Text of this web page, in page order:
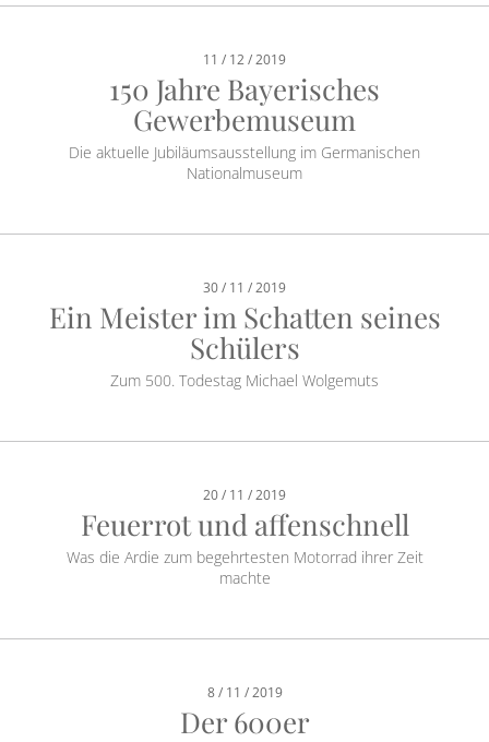
11 / 12 / 2019
150 Jahre Bayerisches
Gewerbemuseum
Die aktuelle Jubiläumsausstellung im Germanischen
Nationalmuseum
30 / 11 / 2019
Ein Meister im Schatten seines
Schülers
Zum 500. Todestag Michael Wolgemuts
20 / 11 / 2019
Feuerrot und affenschnell
Was die Ardie zum begehrtesten Motorrad ihrer Zeit
machte
8 / 11 / 2019
Der 600er